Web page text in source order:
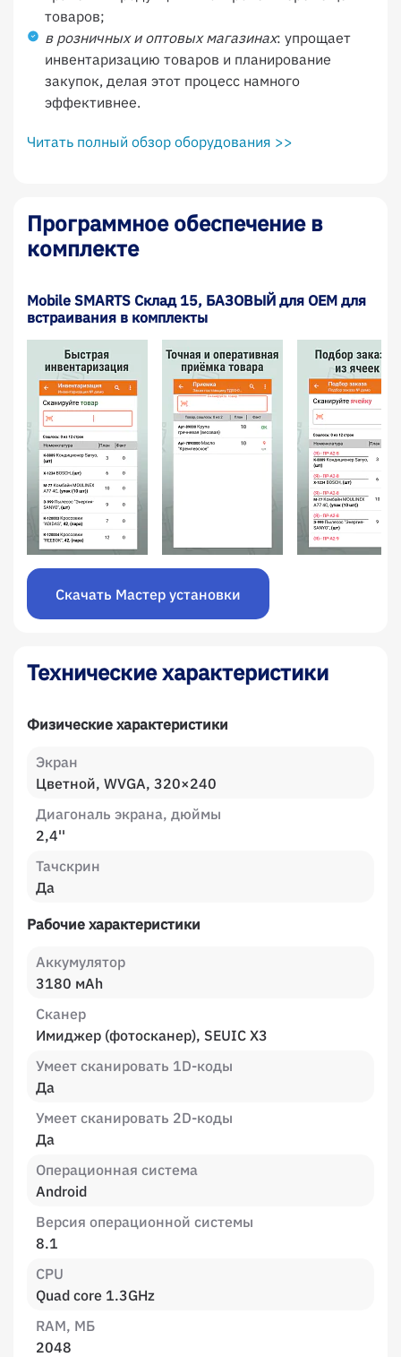
товаров;
в розничных и оптовых магазинах: упрощает
инвентаризацию товаров и планирование
закупок, делая этот процесс намного
эффективнее.
Читать полный обзор оборудования >>
Программное обеспечение в
комплекте
Mobile SMARTS Склад 15, БАЗОВЫЙ для OEM для
встраивания в комплекты
Скачать Мастер установки
Технические характеристики
Физические характеристики
Экран
Цветной, WVGA, 320×240
Диагональ экрана, дюймы
2,4''
Тачскрин
Да
Рабочие характеристики
Аккумулятор
3180 мАh
Сканер
Имиджер (фотосканер), SEUIC X3
Умеет сканировать 1D-коды
Да
Умеет сканировать 2D-коды
Да
Операционная система
Android
Версия операционной системы
8.1
CPU
Quad core 1.3GHz
RAM, МБ
2048